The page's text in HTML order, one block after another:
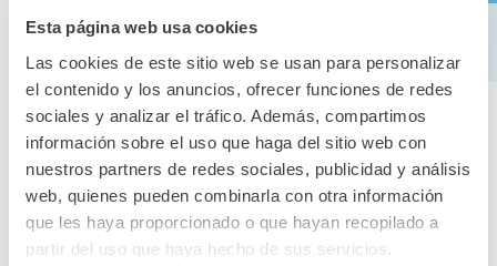
Esta página web usa cookies
Las cookies de este sitio web se usan para personalizar
el contenido y los anuncios, ofrecer funciones de redes
sociales y analizar el tráfico. Además, compartimos
información sobre el uso que haga del sitio web con
nuestros partners de redes sociales, publicidad y análisis
web, quienes pueden combinarla con otra información
que les haya proporcionado o que hayan recopilado a
partir del uso que haya hecho de sus servicios.
Enlaces de interés
Consulta SUCIS